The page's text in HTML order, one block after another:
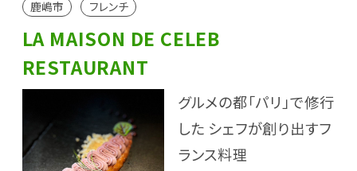
鹿嶋市 フレンチ
LA MAISON DE CELEB
RESTAURANT
グルメの都「パリ」で修行
した シェフが創り出すフ
ランス料理